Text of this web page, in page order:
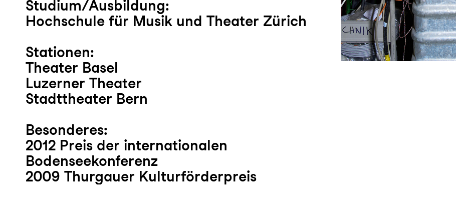
Studium/Ausbildung:
Hochschule für Musik und Theater Zürich
Stationen:
Theater Basel
Luzerner Theater
Stadttheater Bern
Besonderes:
2012 Preis der internationalen
Bodenseekonferenz
2009 Thurgauer Kulturförderpreis